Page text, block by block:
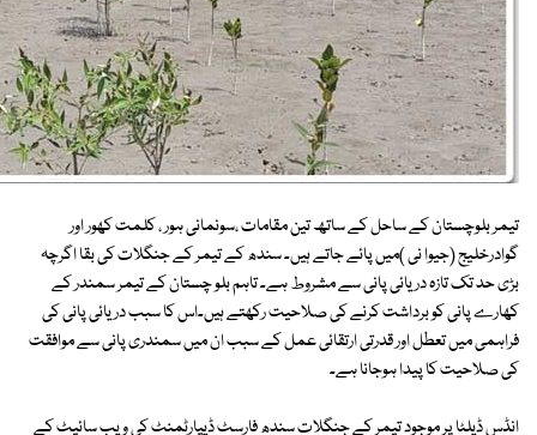
تیمر بلوچستان کے ساحل کے ساتھ تین مقامات ،سونمانی ہور ، کلمت کھور اور
گوادرخلیج (جیوا نی )میں پائے جاتے ہیں۔ سندھ کے تیمر کے جنگلات کی بقا اگرچہ
بڑی حد تک تازہ دریائی پانی سے مشروط ہے۔ تاہم بلو چستان کے تیمر سمندر کے
کھارے پانی کو برداشت کرنے کی صلاحیت رکھتے ہیں۔اس کا سبب دریائی پانی کی
فراہمی میں تعطل اور قدرتی ارتقائی عمل کے سبب ان میں سمندری پانی سے موافقت
کی صلاحیت کا پیدا ہوجانا ہے۔
انڈس ڈیلٹا پر موجود تیمر کے جنگلات سندھ فارسٹ ڈیپارٹمنٹ کی ویب سائیٹ کے